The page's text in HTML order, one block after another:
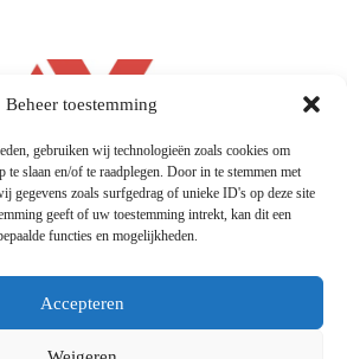
Beheer toestemming
gebruiken wij technologieën zoals cookies om
te slaan en/of te raadplegen. Door in te stemmen met
gegevens zoals surfgedrag of unieke ID's op deze site
geeft of uw toestemming intrekt, kan dit een
functies en mogelijkheden.
Accepteren